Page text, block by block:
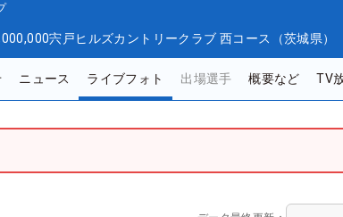
宍戸ヒルズカントリークラブ 西コース（茨城県）
ニュース ライブフォト 出場選手 概要など TV